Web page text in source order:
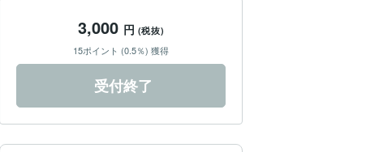
3,000 円 (税抜)
15ポイント (0.5％) 獲得
受付終了